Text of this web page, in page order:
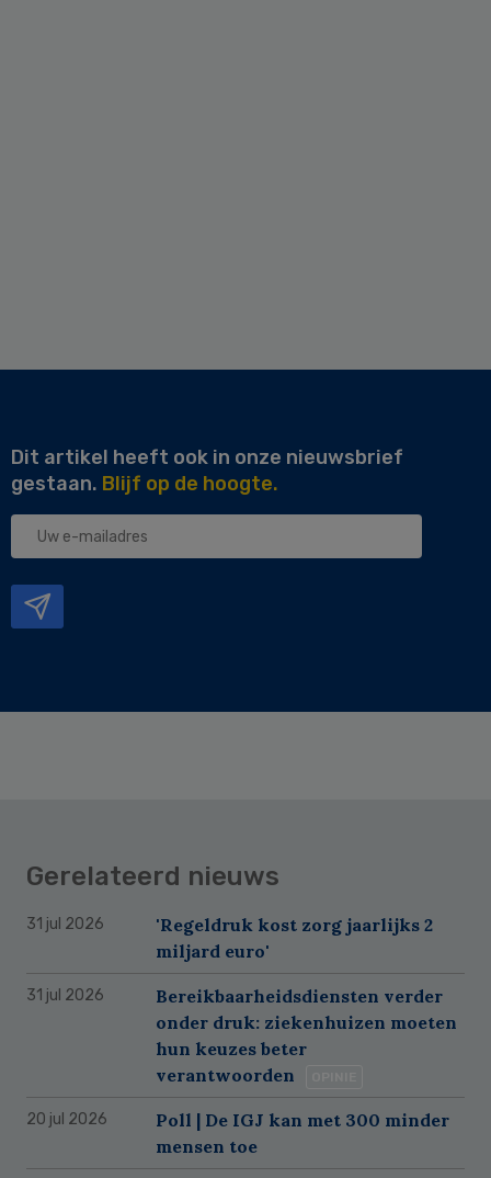
Dit artikel heeft ook in onze nieuwsbrief
gestaan. Blijf op de hoogte.
Uw
Gerelateerd nieuws
31 jul 2026
'Regeldruk kost zorg jaarlijks 2
miljard euro'
31 jul 2026
Bereikbaarheidsdiensten verder
onder druk: ziekenhuizen moeten
hun keuzes beter
verantwoorden
20 jul 2026
Poll | De IGJ kan met 300 minder
mensen toe